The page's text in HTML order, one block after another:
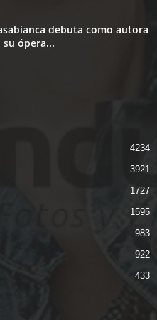
debuta como autora
ópera...
4234
3921
1727
1595
983
922
433